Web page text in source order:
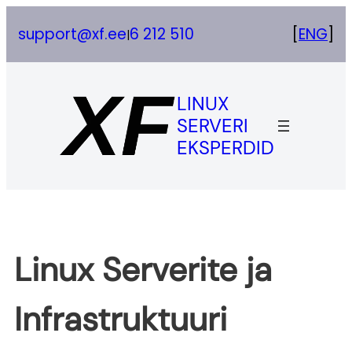
tosupport@xf.ee|6 212 510 ENG
LINUX
SERVERI
EKSPERDID
Linux Serverite ja
Infrastruktuuri